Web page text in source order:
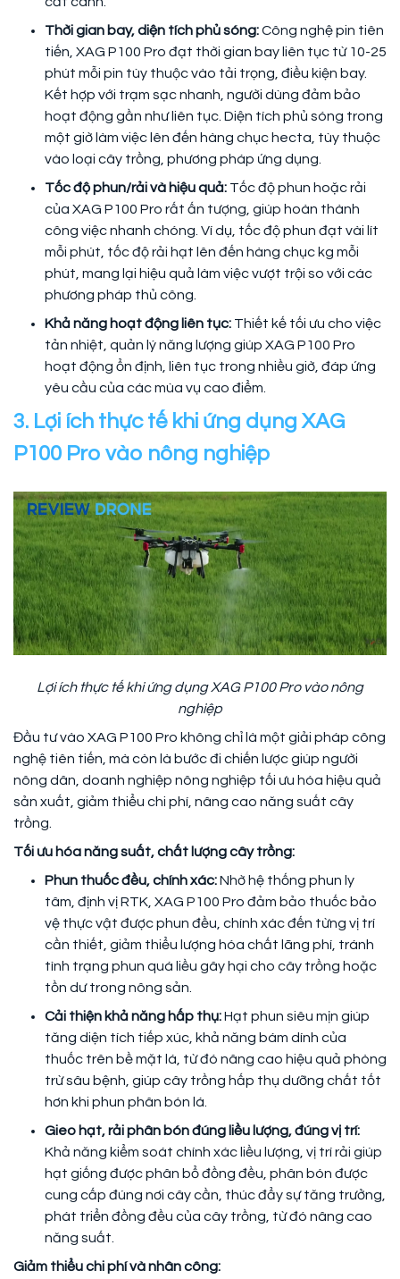
Thời gian bay, diện tích phủ sóng:Công nghệ pin tiên
tiến, XAG P100 Pro đạt thời gian bay liên tục từ 10-25
phút mỗi pin tùy thuộc vào tải trọng, điều kiện bay.
Kết hợp với trạm sạc nhanh, người dùng đảm bảo
hoạt động gần như liên tục. Diện tích phủ sóng trong
một giờ làm việc lên đến hàng chục hecta, tùy thuộc
vào loại cây trồng, phương pháp ứng dụng.
Tốc độ phun/rải và hiệu quả: Tốc độ phun hoặc rải
của XAG P100 Pro rất ấn tượng, giúp hoàn thành
công việc nhanh chóng. Ví dụ, tốc độ phun đạt vài lít
mỗi phút, tốc độ rải hạt lên đến hàng chục kg mỗi
phút, mang lại hiệu quả làm việc vượt trội so với các
phương pháp thủ công.
Khả năng hoạt động liên tục: Thiết kế tối ưu cho việc
tản nhiệt, quản lý năng lượng giúp XAG P100 Pro
hoạt động ổn định, liên tục trong nhiều giờ, đáp ứng
yêu cầu của các mùa vụ cao điểm.
3. Lợi ích thực tế khi ứng dụng XAG
P100 Pro vào nông nghiệp
Lợi ích thực tế khi ứng dụng XAG P100 Pro vào nông
nghiệp
Đầu tư vào XAG P100 Pro không chỉ là một giải pháp công
nghệ tiên tiến, mà còn là bước đi chiến lược giúp người
nông dân, doanh nghiệp nông nghiệp tối ưu hóa hiệu quả
sản xuất, giảm thiểu chi phí, nâng cao năng suất cây
trồng.
Tối ưu hóa năng suất, chất lượng cây trồng:
Phun thuốc đều, chính xác:Nhờ hệ thống phun ly
tâm, định vị RTK, XAG P100 Pro đảm bảo thuốc bảo
vệ thực vật được phun đều, chính xác đến từng vị trí
cần thiết, giảm thiểu lượng hóa chất lãng phí, tránh
tình trạng phun quá liều gây hại cho cây trồng hoặc
tồn dư trong nông sản.
Cải thiện khả năng hấp thụ:Hạt phun siêu mịn giúp
tăng diện tích tiếp xúc, khả năng bám dính của
thuốc trên bề mặt lá, từ đó nâng cao hiệu quả phòng
trừ sâu bệnh, giúp cây trồng hấp thụ dưỡng chất tốt
hơn khi phun phân bón lá.
Gieo hạt, rải phân bón đúng liều lượng, đúng vị trí:
Khả năng kiểm soát chính xác liều lượng, vị trí rải giúp
hạt giống được phân bổ đồng đều, phân bón được
cung cấp đúng nơi cây cần, thúc đẩy sự tăng trưởng,
phát triển đồng đều của cây trồng, từ đó nâng cao
năng suất.
Giảm thiểu chi phí và nhân công: